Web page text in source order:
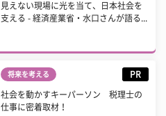
見えない現場に光を当て、日本社会を
支える - 経済産業省・水口さんが語る...
将来を考える PR
社会を動かすキーパーソン 税理士の
仕事に密着取材！